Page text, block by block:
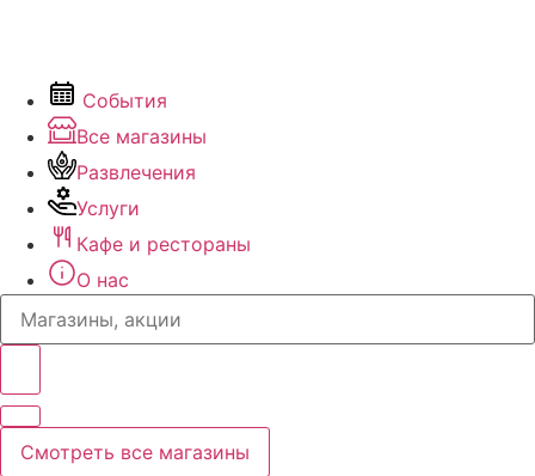
События
Все магазины
Развлечения
Услуги
Кафе и рестораны
О нас
Search
Смотреть все магазины